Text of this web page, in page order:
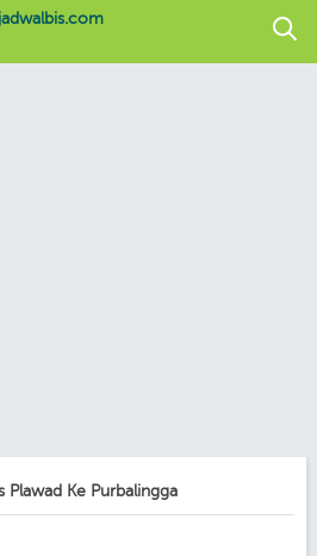
jadwalbis.com
Plawad Ke Purbalingga